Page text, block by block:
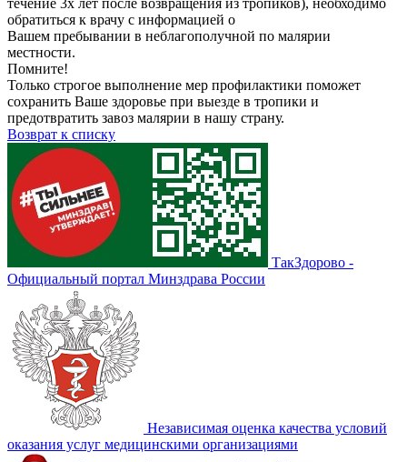
обратиться к врачу с информацией о
Вашем пребывании в неблагополучной по малярии
местности.
Помните!
Только строгое выполнение мер профилактики поможет
сохранить Ваше здоровье при выезде в тропики и
предотвратить завоз малярии в нашу страну.
Возврат к списку
ТакЗдорово -
Официальный портал Минздрава России
Независимая оценка качества условий
оказания услуг медицинскими организациями